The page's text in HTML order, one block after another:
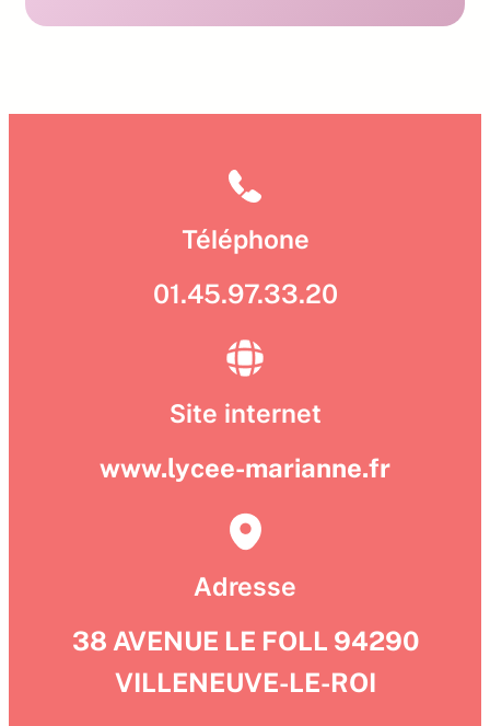
Téléphone
01.45.97.33.20
Site internet
www.lycee-marianne.fr
Adresse
38 AVENUE LE FOLL 94290
VILLENEUVE-LE-ROI